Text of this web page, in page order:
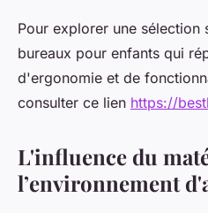
Pour explorer une sélection
bureaux pour enfants qui
d'ergonomie et de
consulter ce lien https://
L'influence du
l’environnement